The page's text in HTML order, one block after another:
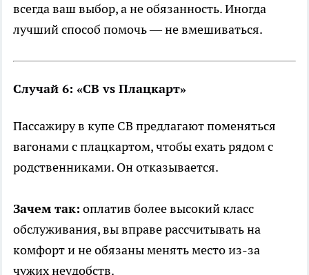
всегда ваш выбор, а не обязанность. Иногда
лучший способ помочь — не вмешиваться.
Случай 6: «СВ vs Плацкарт»
Пассажиру в купе СВ предлагают поменяться
вагонами с плацкартом, чтобы ехать рядом с
родственниками. Он отказывается.
Зачем так: оплатив более высокий класс
обслуживания, вы вправе рассчитывать на
комфорт и не обязаны менять место из-за
чужих неудобств.